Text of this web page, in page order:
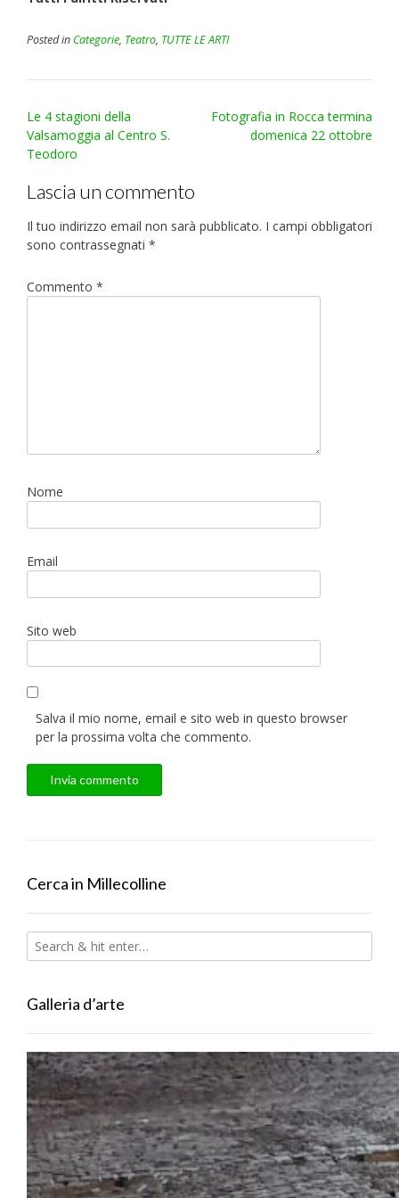
Posted in Categorie, Teatro, TUTTE LE ARTI
Post
navigation
Le 4 stagioni della
Valsamoggia al Centro S.
Teodoro
Fotografia in Rocca termina
domenica 22 ottobre
Lascia un commento
Il tuo indirizzo email non sarà pubblicato. I campi obbligatori
sono contrassegnati *
Commento *
Nome
Email
Sito web
Salva il mio nome, email e sito web in questo browser
per la prossima volta che commento.
Cerca in Millecolline
Galleria d’arte